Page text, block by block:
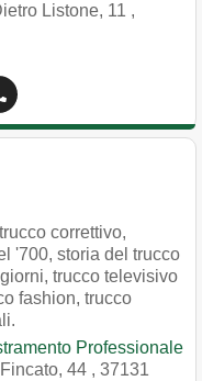
Listone, 11 ,
correttivo,
'700, storia del trucco
trucco televisivo
fashion, trucco
Professionale
44 , 37131